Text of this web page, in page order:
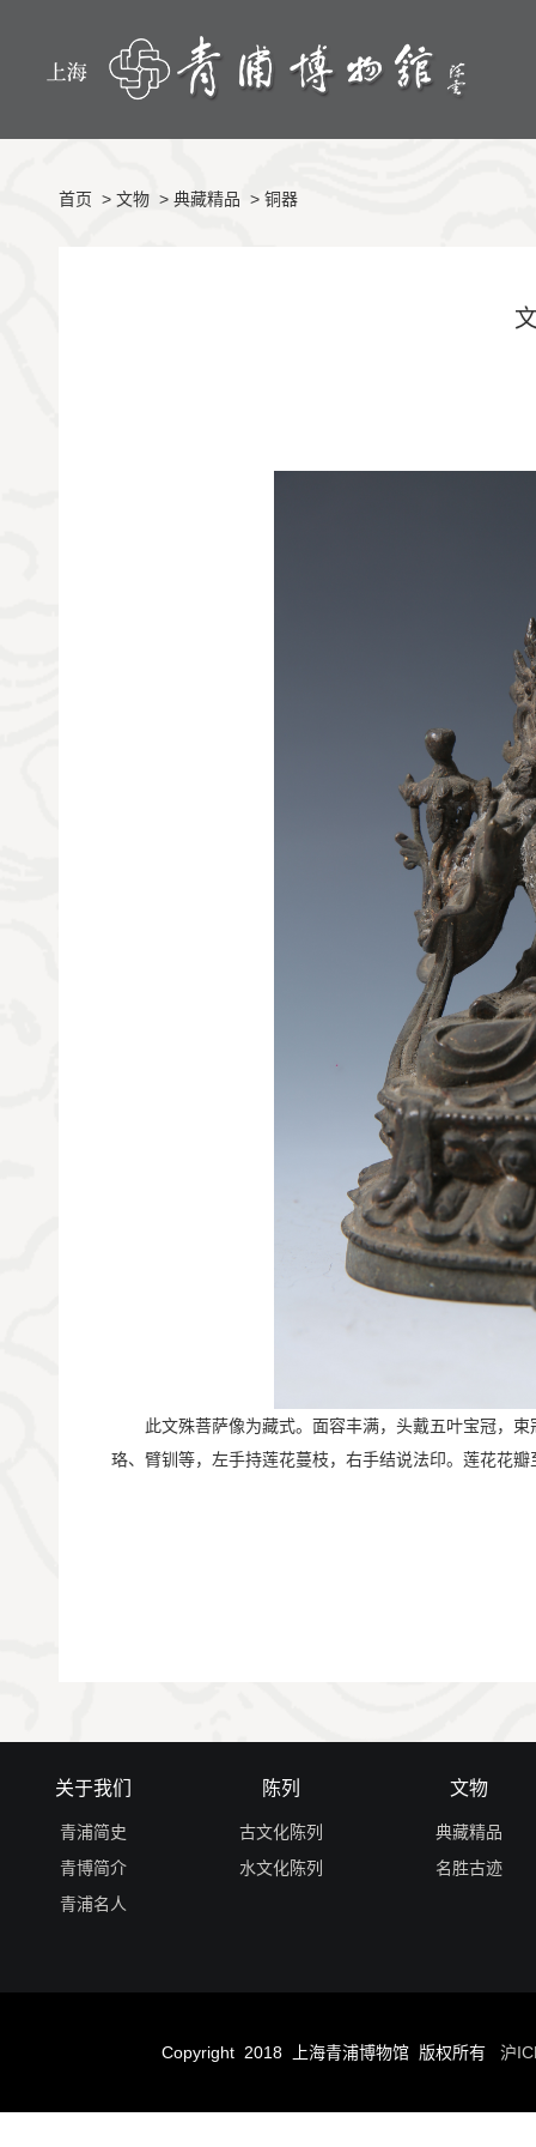
首页 > 文物 > 典藏精品 > 铜器
此文殊菩萨像为藏式。面容丰满，头戴五叶宝冠，束
珞、臂钏等，左手持莲花蔓枝，右手结说法印。莲花花